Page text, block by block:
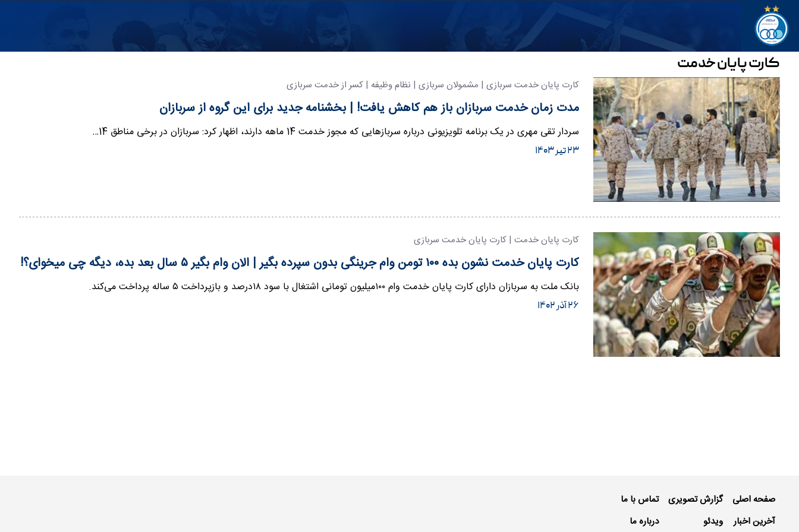
کارت پایان خدمت
کارت پایان خدمت سربازی | مشمولان سربازی | نظام وظیفه | کسر از خدمت سربازی
مدت زمان خدمت سربازان باز هم کاهش یافت! | بخشنامه جدید برای این گروه از سربازان
سردار تقی مهری در یک برنامه تلویزیونی درباره سربازهایی که مجوز خدمت 14 ماهه دارند، اظهار کرد: سربازان در برخی مناطق 14…
۲۳ تیر ۱۴۰۳
کارت پایان خدمت | کارت پایان خدمت سربازی
کارت پایان خدمت نشون بده ۱۰۰ تومن وام جرینگی بدون سپرده بگیر | الان وام بگیر ۵ سال بعد بده، دیگه چی میخوای؟!
بانک ملت به سربازان دارای کارت پایان خدمت وام ۱۰۰میلیون تومانی اشتغال با سود ۱۸درصد و بازپرداخت ۵ ساله پرداخت می‌کند.
۲۶ آذر ۱۴۰۲
صفحه اصلی
آخرین اخبار
گزارش تصویری
ویدئو
تماس با ما
درباره ما